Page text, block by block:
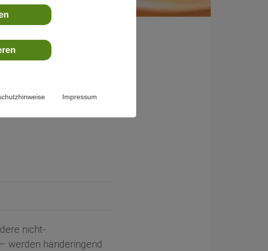
Impressum
nicht-
werden händeringend